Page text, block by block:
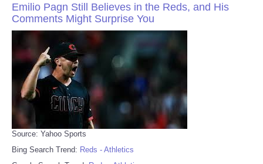
Emilio Pagn Still Believes in the Reds, and His
Comments Might Surprise You
Source: Yahoo Sports
Bing Search Trend: Reds - Athletics